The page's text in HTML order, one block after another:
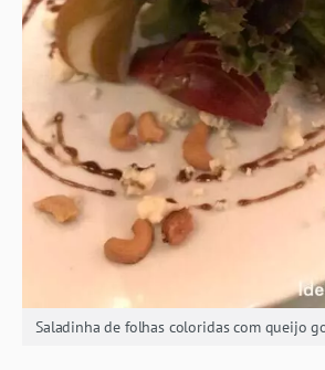
Saladinha de folhas coloridas com queijo